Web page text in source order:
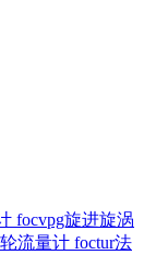
focvpg旋进旋涡
流量计 foctur法